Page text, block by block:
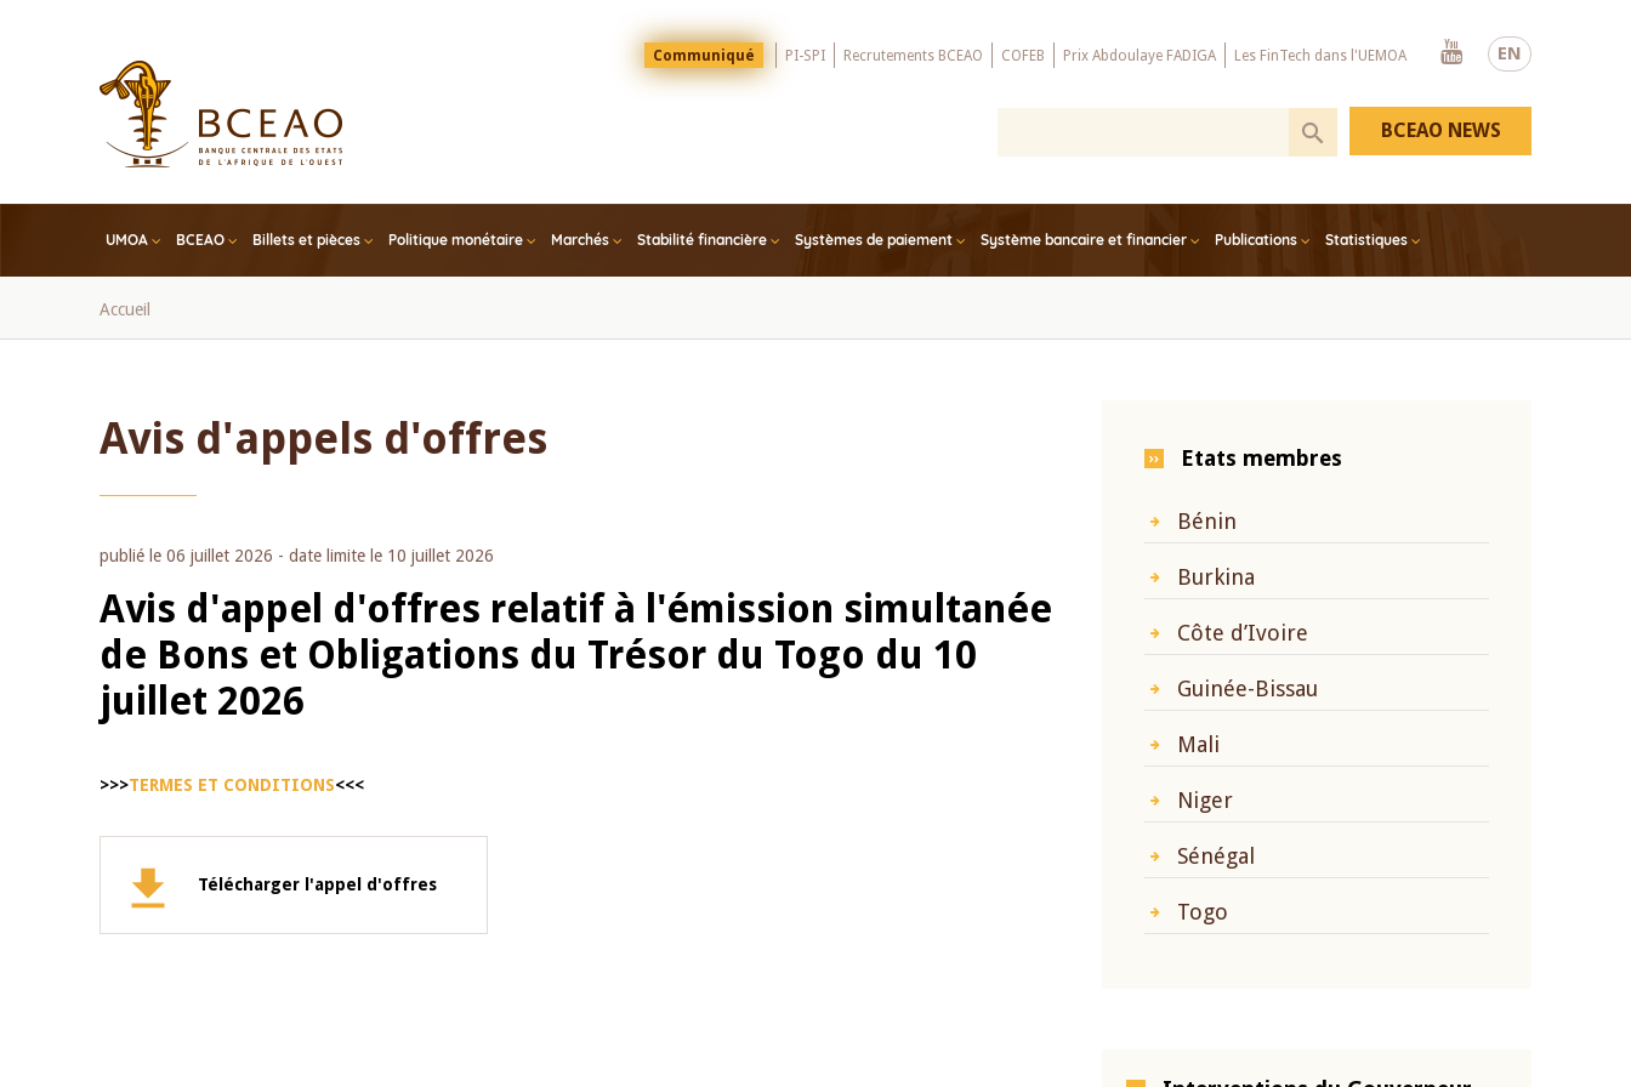
EN
Menu
Top
Communiqué PI-SPI Recrutements BCEAO COFEB Prix Abdoulaye FADIGA Les FinTech dans l'UEMOA
Youtube
UMOA BCEAO Billets et pièces Politique monétaire Marchés Stabilité financière Systèmes de paiement Système bancaire et financier Publications Statistiques
BCEAO NEWS
Fil
Accueil
Avis d'appels d'offres
publié le 06 juillet 2026 - date limite le 10 juillet 2026
Avis d'appel d'offres relatif à l'émission simultanée
de Bons et Obligations du Trésor du Togo du 10
juillet 2026
>>>TERMES ET CONDITIONS<<<
Télécharger l'appel d'offres
Etats membres
Bénin
Burkina
Côte d’Ivoire
Guinée-Bissau
Mali
Niger
Sénégal
Togo